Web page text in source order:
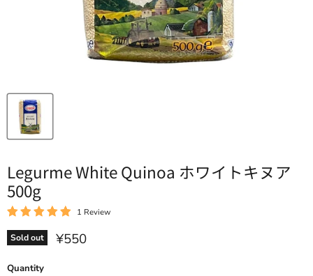
Legurme White Quinoa ホワイトキヌア
500g
1 Review
Sold out Current price
¥550
Quantity